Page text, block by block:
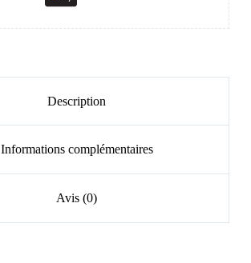
Description
Informations complémentaires
Avis (0)